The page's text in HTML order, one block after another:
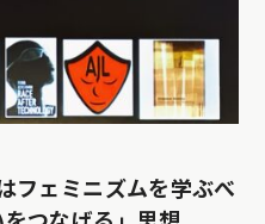
フェミニズムを学ぶべ